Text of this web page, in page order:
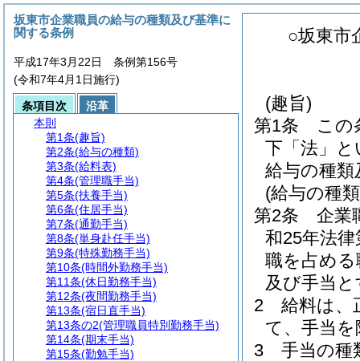
○坂東市
(趣旨)
第1条
この
下「法」と
給与の種
(給与の種
第2条
企業
和25年法律
職を占める
及び手当
2
給料は、
て、手当
3
手当の種
坂東市企業職員の給与の種類及び基準に
関する条例
平成17年3月22日 条例第156号
(令和7年4月1日施行)
条項目次
沿革
本則
第1条(趣旨)
第2条(給与の種類)
第3条(給料表)
第4条(管理職手当)
第5条(扶養手当)
第6条(住居手当)
第7条(通勤手当)
第8条(単身赴任手当)
第9条(特殊勤務手当)
第10条(時間外勤務手当)
第11条(休日勤務手当)
第12条(夜間勤務手当)
第13条(宿日直手当)
第13条の2(管理職員特別勤務手当)
第14条(期末手当)
第15条(勤勉手当)